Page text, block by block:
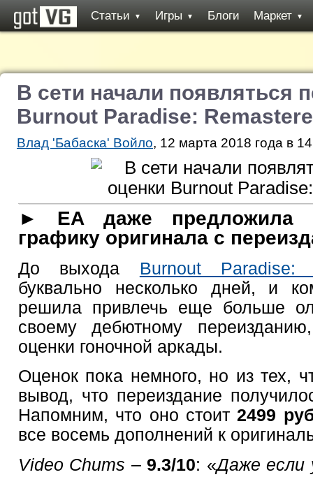
Статьи ▼ Игры ▼ Блоги Маркет ▼
В сети начали появляться
Burnout Paradise:
Влад 'Бабаска' Войло, 12 марта 2018 года в
► EA даже предложила
графику оригинала с
До выхода Burnout Paradise:
буквально несколько дней, и
решила привлечь еще больше
своему дебютному
оценки гоночной аркады.
Оценок пока немного, но из тех,
вывод, что переиздание
Напомним, что оно стоит 2499
все восемь дополнений к
Video Chums –9.3/10: «Даже если